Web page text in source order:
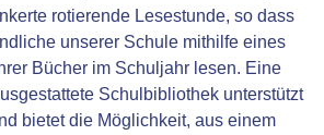
rotierende Lesestunde, so dass
unserer Schule mithilfe eines
Bücher im Schuljahr lesen. Eine
Schulbibliothek unterstützt
bietet die Möglichkeit, aus einem